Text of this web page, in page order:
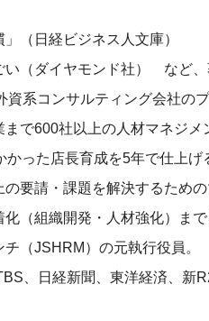
（日経ビジネス人文庫）
イヤモンド社） など、著
系コンサルティング会社の
で600社以上の人材マネジメ
った店長育成を5年で仕上
要請・課題を解決するため
（組織開発・人材強化）まで
（JSHRM）の元執行役員。
、日経新聞、東洋経済、新